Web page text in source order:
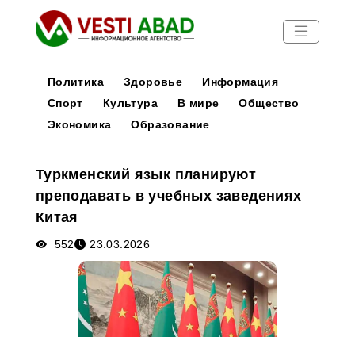
Новости
Медиа
Афиша
Политика Здоровье
Информация
Спорт
Культура В мире
Общество
Экономика
Образование
Туркменский язык планируют
преподавать в учебных заведениях
Китая
552 23.03.2026